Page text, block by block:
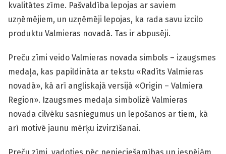
kvalitātes zīme. Pašvaldība lepojas ar saviem
uzņēmējiem, un uzņēmēji lepojas, ka rada savu izcilo
produktu Valmieras novadā. Tas ir abpusēji.
Preču zīmi veido Valmieras novada simbols – izaugsmes
medaļa, kas papildināta ar tekstu «Radīts Valmieras
novadā», kā arī angliskajā versijā «Origin – Valmiera
Region». Izaugsmes medaļa simbolizē Valmieras
novada cilvēku sasniegumus un lepošanos ar tiem, kā
arī motivē jaunu mērķu izvirzīšanai.